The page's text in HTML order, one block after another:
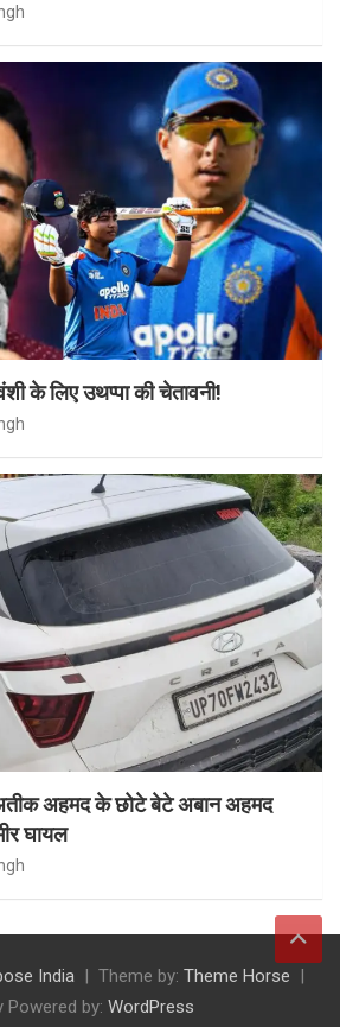
के लिए उथप्पा की चेतावनी!
अहमद के छोटे बेटे अबान अहमद
घायल
India Theme by: Theme Horse
Powered by: WordPress